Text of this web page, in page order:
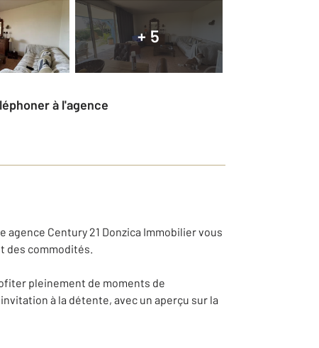
+ 5
à l'agence
Century 21 Donzica Immobilier vous
des commodités.
pleinement de moments de
à la détente, avec un aperçu sur la